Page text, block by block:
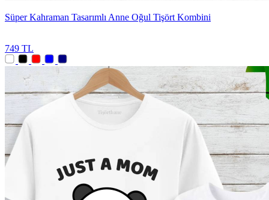
Süper Kahraman Tasarımlı Anne Oğul Tişört Kombini
749 TL